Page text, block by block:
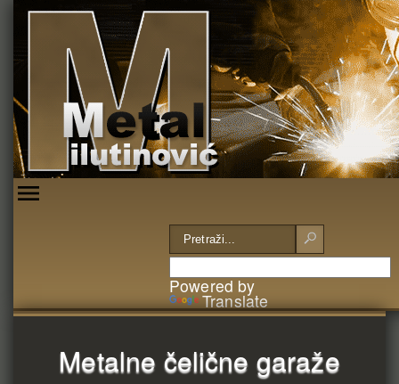
Powered by
Translate
Metalne čelične garaže